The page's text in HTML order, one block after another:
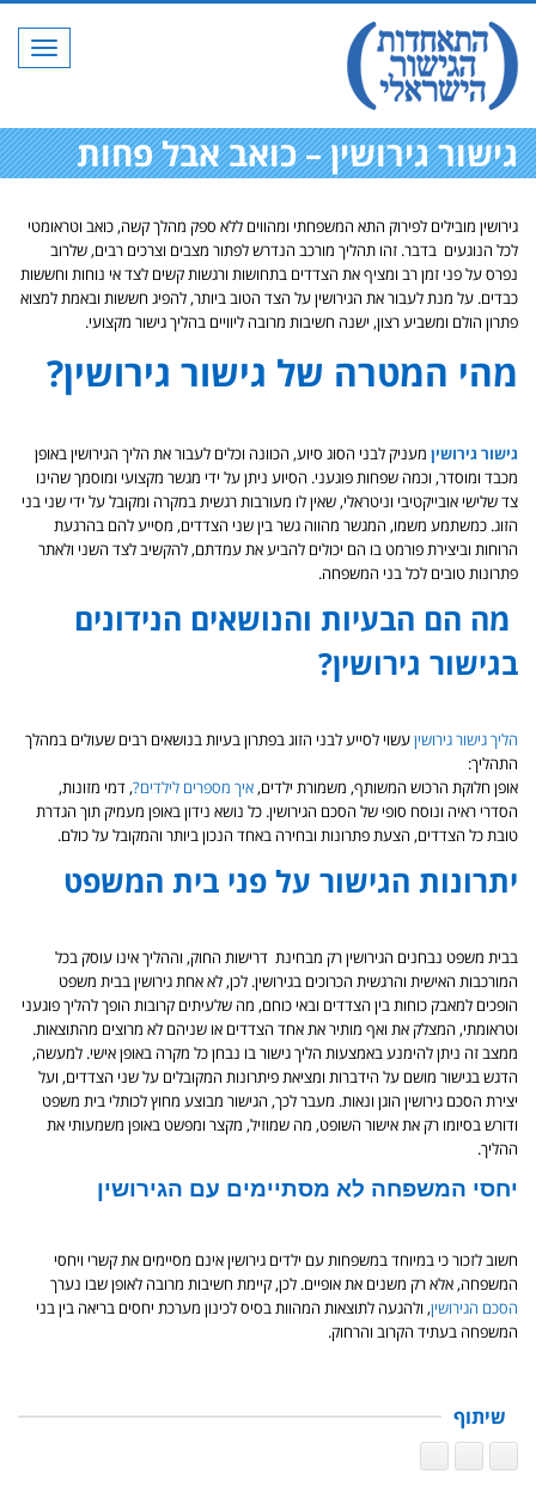
תפריט
גישור גירושין – כואב אבל פחות
גירושין מובילים לפירוק התא המשפחתי ומהווים ללא ספק מהלך קשה, כואב וטראומטי
לכל הנוגעים בדבר. זהו תהליך מורכב הנדרש לפתור מצבים וצרכים רבים, שלרוב
נפרס על פני זמן רב ומציף את הצדדים בתחושות ורגשות קשים לצד אי נוחות וחששות
כבדים. על מנת לעבור את הגירושין על הצד הטוב ביותר, להפיג חששות ובאמת למצוא
פתרון הולם ומשביע רצון, ישנה חשיבות מרובה ליוויים בהליך גישור מקצועי.
מהי המטרה של גישור גירושין?
גישור גירושין מעניק לבני הסוג סיוע, הכוונה וכלים לעבור את הליך הגירושין באופן
מכבד ומוסדר, וכמה שפחות פוגעני. הסיוע ניתן על ידי מגשר מקצועי ומוסמך שהינו
צד שלישי אובייקטיבי וניטראלי, שאין לו מעורבות רגשית במקרה ומקובל על ידי שני בני
הזוג. כמשתמע משמו, המגשר מהווה גשר בין שני הצדדים, מסייע להם בהרגעת
הרוחות וביצירת פורמט בו הם יכולים להביע את עמדתם, להקשיב לצד השני ולאתר
פתרונות טובים לכל בני המשפחה.
מה הם הבעיות והנושאים הנידונים
בגישור גירושין?
הליך גישור גירושיןעשוי לסייע לבני הזוג בפתרון בעיות בנושאים רבים שעולים במהלך
התהליך:
אופן חלוקת הרכוש המשותף, משמורת ילדים,איך מספרים לילדים?, דמי מזונות,
הסדרי ראיה ונוסח סופי של הסכם הגירושין. כל נושא נידון באופן מעמיק תוך הגדרת
טובת כל הצדדים, הצעת פתרונות ובחירה באחד הנכון ביותר והמקובל על כולם.
יתרונות הגישור על פני בית המשפט
בבית משפט נבחנים הגירושין רק מבחינת דרישות החוק, וההליך אינו עוסק בכל
המורכבות האישית והרגשית הכרוכים בגירושין. לכן, לא אחת גירושין בבית משפט
הופכים למאבק כוחות בין הצדדים ובאי כוחם, מה שלעיתים קרובות הופך להליך פוגעני
וטראומתי, המצלק את ואף מותיר את אחד הצדדים או שניהם לא מרוצים מהתוצאות.
ממצב זה ניתן להימנע באמצעות הליך גישור בו נבחן כל מקרה באופן אישי. למעשה,
הדגש בגישור מושם על הידברות ומציאת פיתרונות המקובלים על שני הצדדים, ועל
יצירת הסכם גירושין הוגן ונאות. מעבר לכך, הגישור מבוצע מחוץ לכותלי בית משפט
ודורש בסיומו רק את אישור השופט, מה שמוזיל, מקצר ומפשט באופן משמעותי את
ההליך.
יחסי המשפחה לא מסתיימים עם הגירושין
חשוב לזכור כי במיוחד במשפחות עם ילדים גירושין אינם מסיימים את קשרי ויחסי
המשפחה, אלא רק משנים את אופיים. לכן, קיימת חשיבות מרובה לאופן שבו נערך
הסכם הגירושין, ולהגעה לתוצאות המהוות בסיס לכינון מערכת יחסים בריאה בין בני
המשפחה בעתיד הקרוב והרחוק.
שיתוף